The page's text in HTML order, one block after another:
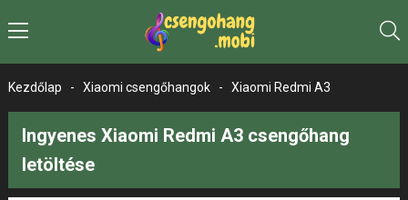
Kezdőlap - Xiaomi csengőhangok - Xiaomi Redmi A3
Ingyenes Xiaomi Redmi A3 csengőhang
letöltése